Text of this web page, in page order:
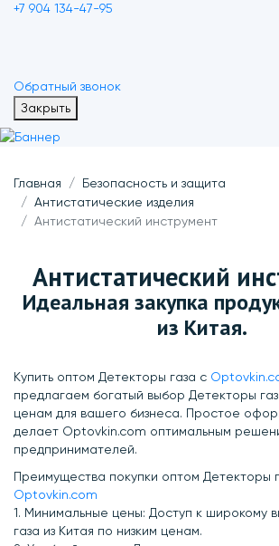
+7 904 134-47-95
Обратный звонок
Закрыть
Главная
Безопасность и защита
Антистатические изделия
Антистатический инструмент
Антистатический
Идеальная закупка
из Китая.
Купить оптом Детекторы газа с
предлагаем богатый выбор Детекторы
ценам для вашего бизнеса. Простое
делает Optovkin.com оптимальным
предпринимателей.
Преимущества покупки оптом Детекторы
Optovkin.com
1.⁠ ⁠Минимальные цены: Доступ к широкому
газа из Китая по низким ценам.